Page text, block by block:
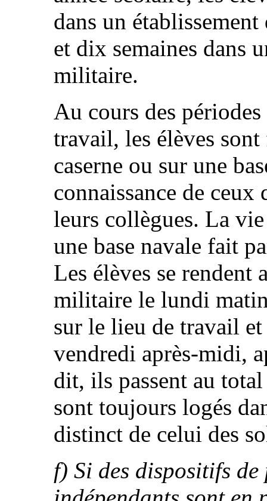
dans un établissement
et dix semaines dans
militaire.
Au cours des
travail, les élèves
caserne ou sur une
connaissance de
leurs collègues. La
une base navale fait
Les élèves se rendent
militaire le lundi
sur le lieu de travail
vendredi après-midi,
dit, ils passent au
sont toujours logés
distinct de celui des
f) Si des dispositifs de